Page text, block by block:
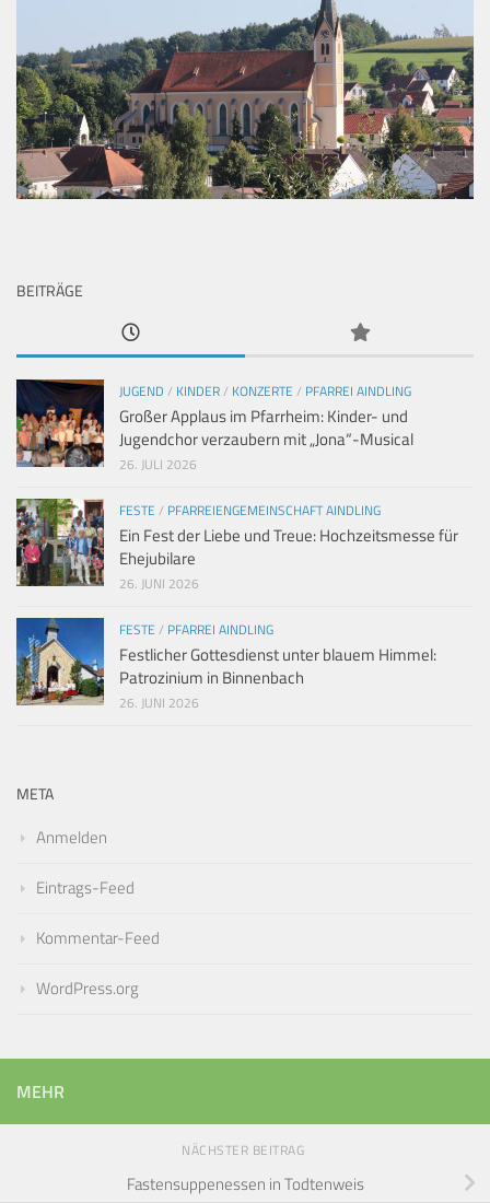
BEITRÄGE
JUGEND / KINDER/ KONZERTE / PFARREI AINDLING
Großer Applaus im Pfarrheim: Kinder- und
Jugendchor verzaubern mit „Jona“-Musical
26. JULI 2026
FESTE / PFARREIENGEMEINSCHAFT AINDLING
Ein Fest der Liebe und Treue: Hochzeitsmesse für
Ehejubilare
26. JUNI 2026
FESTE / PFARREI AINDLING
Festlicher Gottesdienst unter blauem Himmel:
Patrozinium in Binnenbach
26. JUNI 2026
META
Anmelden
Eintrags-Feed
Kommentar-Feed
WordPress.org
MEHR
NÄCHSTER BEITRAG
Fastensuppenessen in Todtenweis